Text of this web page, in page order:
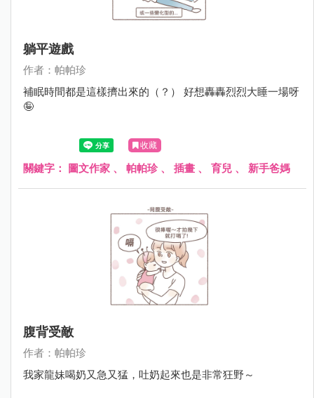
躺平遊戲
作者：帕帕珍
補眠時間都是這樣擠出來的（？） 好想轟轟烈烈大睡一場呀
🤪
收藏
關鍵字： 圖文作家 、 帕帕珍、 插畫 、 育兒 、 新手爸媽
腹背受敵
作者：帕帕珍
我家龍妹喝奶又急又猛，吐奶起來也是非常狂野～